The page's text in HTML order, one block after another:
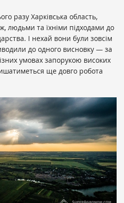
разу Харківська область,
ж, людьми та їхніми підходами до
І нехай вони були зовсім
до одного висновку — за
умовах запорукою високих
ще довго робота